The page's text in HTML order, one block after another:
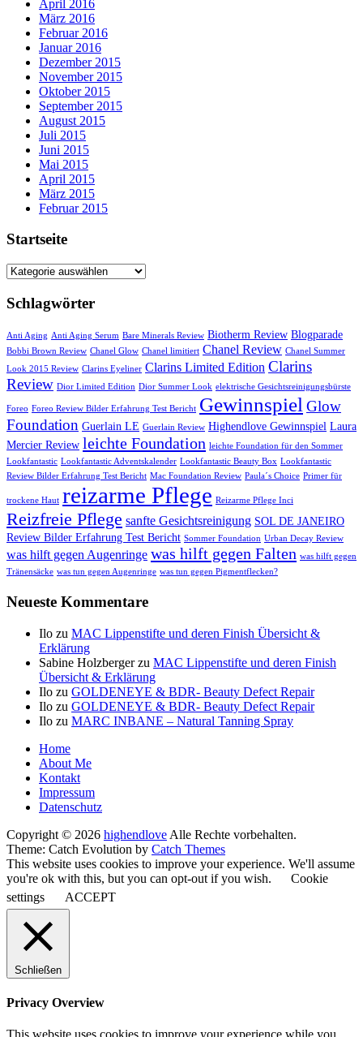
April 2016
März 2016
Februar 2016
Januar 2016
Dezember 2015
November 2015
Oktober 2015
September 2015
August 2015
Juli 2015
Juni 2015
Mai 2015
April 2015
März 2015
Februar 2015
Startseite
Startseite
Schlagwörter
Anti Aging Anti Aging Serum Bare Minerals Review Biotherm Review Blogparade
Bobbi Brown Review Chanel Glow Chanel limitiert Chanel Review Chanel Summer
Look 2015 Review Clarins Eyeliner Clarins Limited Edition Clarins
Review Dior Limited Edition Dior Summer Look elektrische Gesichtsreinigungsbürste
Foreo Foreo Review Bilder Erfahrung Test Bericht GewinnspielGlow
Foundation Guerlain LE Guerlain Review Highendlove Gewinnspiel Laura
Mercier Review leichte Foundation leichte Foundation für den Sommer
Lookfantastic Lookfantastic Adventskalender Lookfantastic Beauty Box Lookfantastic
Review Bilder Erfahrung Test Bericht Mac Foundation Review Paula´s Choice Primer für
trockene Haut reizarme Pflege Reizarme Pflege Inci
Reizfreie Pflege sanfte Gesichtsreinigung SOL DE JANEIRO
Review Bilder Erfahrung Test Bericht Sommer Foundation Urban Decay Review
was hilft gegen Augenringe was hilft gegen Falten was hilft gegen
Tränensäcke was tun gegen Augenringe was tun gegen Pigmentflecken?
Neueste Kommentare
Ilo zu MAC Lippenstifte und deren Finish Übersicht &
Erklärung
Sabine Holzbergerzu MAC Lippenstifte und deren Finish
Übersicht & Erklärung
Ilo zu GOLDENEYE & BDR- Beauty Defect Repair
Ilo zu GOLDENEYE & BDR- Beauty Defect Repair
Ilo zu MARC INBANE – Natural Tanning Spray
Seitenfuß-
Menü
Home
About Me
Kontakt
Impressum
Datenschutz
Copyright © 2026 highendlove Alle Rechte vorbehalten.
Theme: Catch Evolution by Catch Themes
This website uses cookies to improve your experience. We'll assume
you're ok with this, but you can opt-out if you wish.
Cookie
settings
ACCEPT
Schließen
Privacy Overview